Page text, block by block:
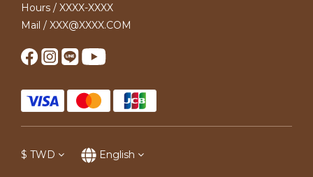
Hours / XXXX-XXXX
Mail / XXX@XXXX.COM
$ TWD English